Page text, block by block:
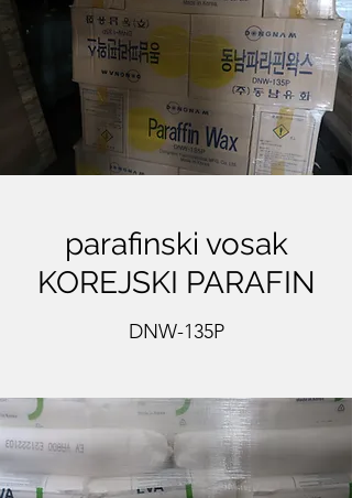
parafinski vosak
KOREJSKI PARAFIN
DNW-135P